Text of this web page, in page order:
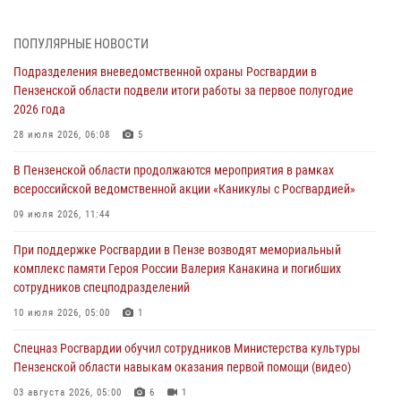
В Пензе сотрудники Росгвардии оказали помощь
05 августа 2026, 04:00
В Пензе при силовой поддержке Росгвардии пресечена
деятельность ОПГ, маскировавшейся под реабилитационный центр
4
В Управлении Росгвардии по Пензенской области подвели итоги
04 августа 2026, 06:08
Росгвардия обеспечила безопасность праздничных мероприятий в
День ВДВ в Пензе
ПОПУЛЯРНЫЕ НОВОСТИ
Подразделения вневедомственной охраны Росгвардии в
Пензенской области подвели итоги работы за первое полугодие
2026 года
28 июля 2026, 06:08 5
В Пензенской области продолжаются мероприятия в рамках
всероссийской ведомственной акции «Каникулы с Росгвардией»
09 июля 2026, 11:44
При поддержке Росгвардии в Пензе возводят мемориальный
комплекс памяти Героя России Валерия Канакина и погибших
сотрудников спецподразделений
10 июля 2026, 05:00 1
Спецназ Росгвардии обучил сотрудников Министерства культуры
Пензенской области навыкам оказания первой помощи (видео)
03 августа 2026, 05:00 6 1